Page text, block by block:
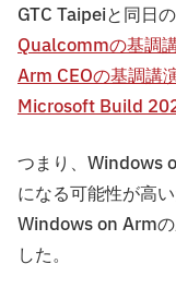
GTC Taipeiと同日
Qualcommの基調
Arm CEOの基調講
Microsoft Build
つまり、Windows
になる可能性が高
Windows on Arm
した。